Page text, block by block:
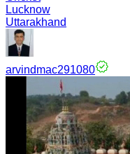
Lucknow
Uttarakhand
arvindmac291080